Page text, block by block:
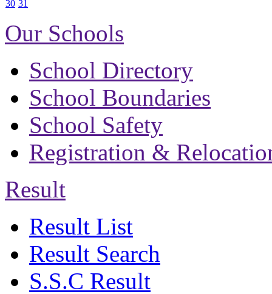
30 31
Our Schools
School Directory
School Boundaries
School Safety
Registration &
Result
Result List
Result Search
S.S.C Result